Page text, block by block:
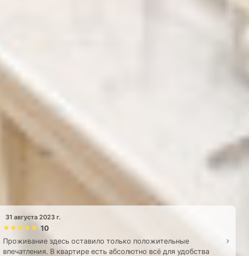
31 августа 2023 г.
10
Проживание здесь оставило только положительные
впечатления. В квартире есть абсолютно всё для удобства